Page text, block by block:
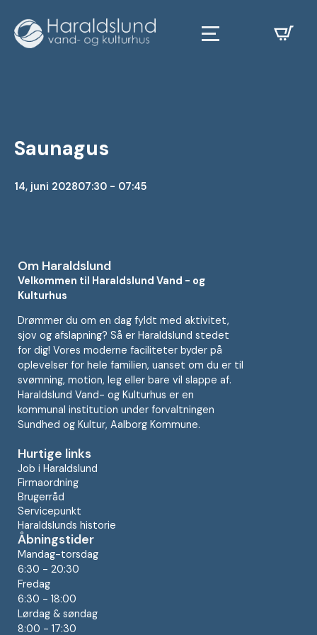
Saunagus
14, juni 202807:30 - 07:45
Om Haraldslund
Velkommen til Haraldslund Vand - og
Kulturhus
Drømmer du om en dag fyldt med aktivitet,
sjov og afslapning? Så er Haraldslund stedet
for dig! Vores moderne faciliteter byder på
oplevelser for hele familien, uanset om du er til
svømning, motion, leg eller bare vil slappe af.
Haraldslund Vand- og Kulturhus er en
kommunal institution under forvaltningen
Sundhed og Kultur, Aalborg Kommune.
Hurtige links
Job i Haraldslund
Firmaordning
Brugerråd
Servicepunkt
Haraldslunds historie
Åbningstider
Mandag-torsdag
6:30 - 20:30
Fredag
6:30 - 18:00
Lørdag & søndag
8:00 - 17:30